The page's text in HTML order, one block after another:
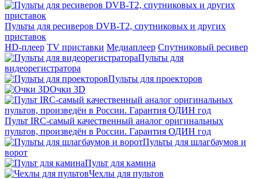
Пульты для ресиверов DVB-T2, спутниковых и других
приставок
HD-плеер TV приставки Медиаплеер Спутниковый ресивер
Пульты для
видеорегистратора
Пульты для проекторов
Очки 3D
Пульт IRC-самый качественный аналог оригинальных
пультов, произведён в России. Гарантия ОДИН год
Пульты для шлагбаумов и
ворот
Пульт для камина
Чехлы для пультов